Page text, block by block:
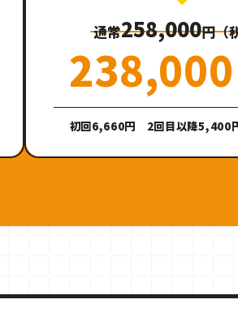
通常258,000円（
238,000
初回6,660円 2回目以降5,400